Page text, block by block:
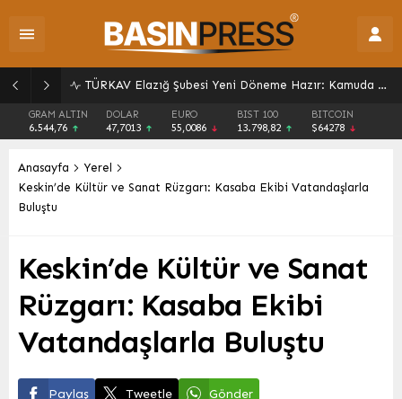
YÖKDİL/2 Sınavı 9 Ağustos’ta: Detaylar, Süre ve Sonuç Tarihi
GRAM ALTIN
6.544,76
DOLAR
47,7013
EURO
55,0086
BIST 100
13.798,82
BITCOIN
$64278
Anasayfa
Yerel
Keskin’de Kültür ve Sanat Rüzgarı: Kasaba Ekibi Vatandaşlarla
Buluştu
Keskin’de Kültür ve Sanat
Rüzgarı: Kasaba Ekibi
Vatandaşlarla Buluştu
Paylaş Tweetle Gönder